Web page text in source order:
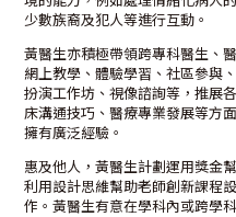
少數族裔及犯人等進行互動。
黃醫生亦積極帶領跨專科醫生、
網上教學、體驗學習、社區參與
扮演工作坊、視像諮詢等，推展
床溝通技巧、醫療專業發展等方
擁有廣泛經驗。
惠及他人，黃醫生計劃運用獎金
利用設計思維幫助老師創新課程
作。黃醫生有意在學科內或跨學